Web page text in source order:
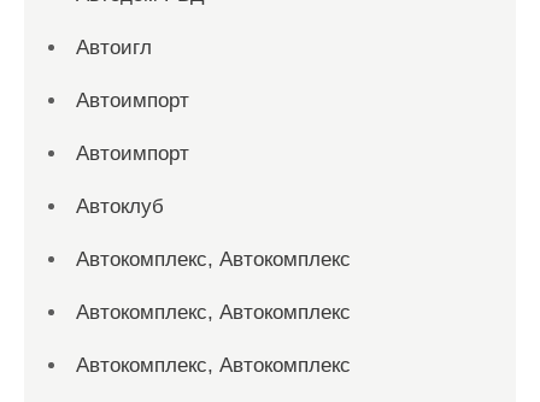
Автоигл
Автоимпорт
Автоимпорт
Автоклуб
Автокомплекс, Автокомплекс
Автокомплекс, Автокомплекс
Автокомплекс, Автокомплекс